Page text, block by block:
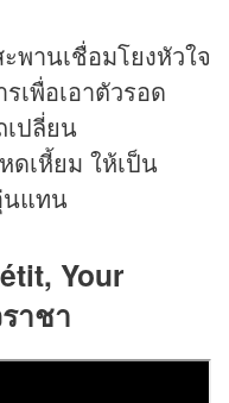
พานเชื่อมโยงหัวใจ
เพื่อเอาตัวรอด
เปลี่ยน
ดเหี้ยม ให้เป็น
นแทน
Your
าชา